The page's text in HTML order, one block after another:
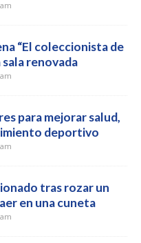
“El coleccionista de
renovada
para mejorar salud,
deportivo
tras rozar un
en una cuneta